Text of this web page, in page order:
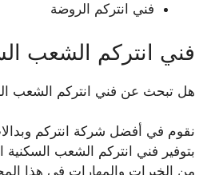
فني انتركم الروضة
فني انتركم الشعب
هل تبحث عن فني انتركم الشعب
نقوم في أفضل شركة انتركم
بتوفير فني انتركم الشعب السكنية
من الخبرات والمهارات في هذا